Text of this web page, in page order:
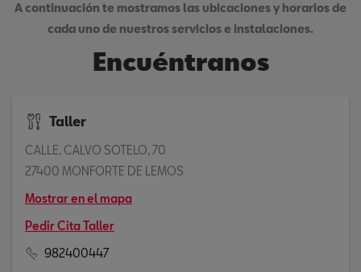
A continuación te mostramos las ubicaciones y horarios de
cada uno de nuestros servicios e instalaciones.
Encuéntranos
Taller
CALLE. CALVO SOTELO, 70
27400 MONFORTE DE LEMOS
Mostrar en el mapa
Pedir Cita Taller
982400447